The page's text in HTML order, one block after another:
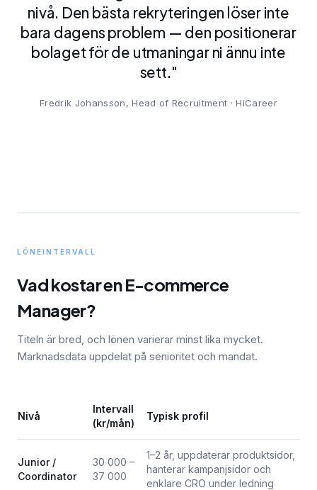
nivå. Den bästa rekryteringen löser inte
bara dagens problem — den positionerar
bolaget för de utmaningar ni ännu inte
sett."
Fredrik Johansson, Head of Recruitment · HiCareer
LÖNEINTERVALL
Vad kostar en E-commerce
Manager?
Titeln är bred, och lönen varierar minst lika mycket.
Marknadsdata uppdelat på senioritet och mandat.
Nivå
Intervall
(kr/mån)
Typisk profil
Junior /
Coordinator
30 000 –
37 000
1–2 år, uppdaterar produktsidor,
hanterar kampanjsidor och
enklare CRO under ledning